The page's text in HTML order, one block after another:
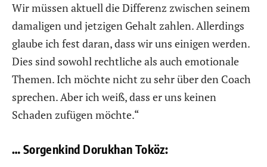
Wir müssen aktuell die Differenz zwischen seinem
damaligen und jetzigen Gehalt zahlen. Allerdings
glaube ich fest daran, dass wir uns einigen werden.
Dies sind sowohl rechtliche als auch emotionale
Themen. Ich möchte nicht zu sehr über den Coach
sprechen. Aber ich weiß, dass er uns keinen
Schaden zufügen möchte.“
… Sorgenkind Dorukhan Toköz: